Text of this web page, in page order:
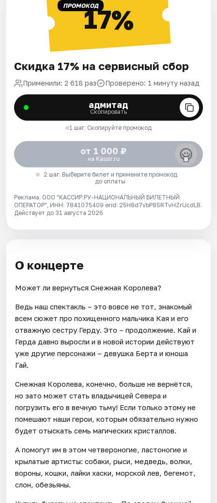
ПРОМОКОД17%
Скидка 17% на сервисный сбор
Применили: 2 618 раз Проверено: 1 минуту назад
адмитад
Скопировать
1 шаг. Скопируйте промокод
от 1 000 ₽
на Kassir.ru
2 шаг. Выберите билет и примените промокод
до оплаты
Реклама. ООО "КАССИР.РУ-НАЦИОНАЛЬНЫЙ БИЛЕТНЫЙ
ОПЕРАТОР", ИНН: 7841075409 erid: 25H8d7vbP8SRTvHZrUcdLB.
Действует до 31 августа 2026
О концерте
Может ли вернуться Снежная Королева?
Ведь наш спектакль – это вовсе не тот, знакомый
всем сюжет про похищенного мальчика Кая и его
отважную сестру Герду. Это – продолжение. Кай и
Герда давно выросли и в новой истории действуют
уже другие персонажи – девушка Берта и юноша
Гай.
Снежная Королева, конечно, больше не вернётся,
но зато может стать владычицей Севера и
погрузить его в вечную тьму! Если только этому не
помешают наши герои, которым обязательно нужно
будет отыскать семь магических кристаллов.
А помогут им в этом четвероногие, ластоногие и
крылатые артисты: собаки, рыси, медведь, волки,
вороны, кошки, лайки хаски, морской лев, бегемот,
слон, обезьяны.